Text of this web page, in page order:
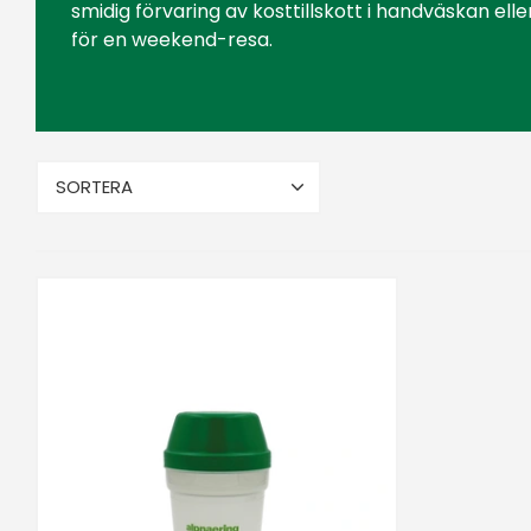
smidig förvaring av kosttillskott i handväskan
för en weekend-resa.
SORTERA